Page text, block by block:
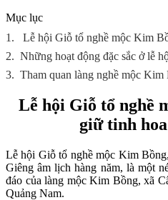
Mục lục
1.
Lễ hội Giỗ tổ nghề mộc Kim
2. Những hoạt động đặc sắc ở lễ
3. Tham quan làng nghề mộc Kim
Lễ hội Giỗ tổ nghề
giữ tinh
Lễ hội Giỗ tổ nghề mộc Kim
Giêng âm lịch hàng năm, là một
đáo của làng mộc Kim Bồng, xã
Quảng Nam.